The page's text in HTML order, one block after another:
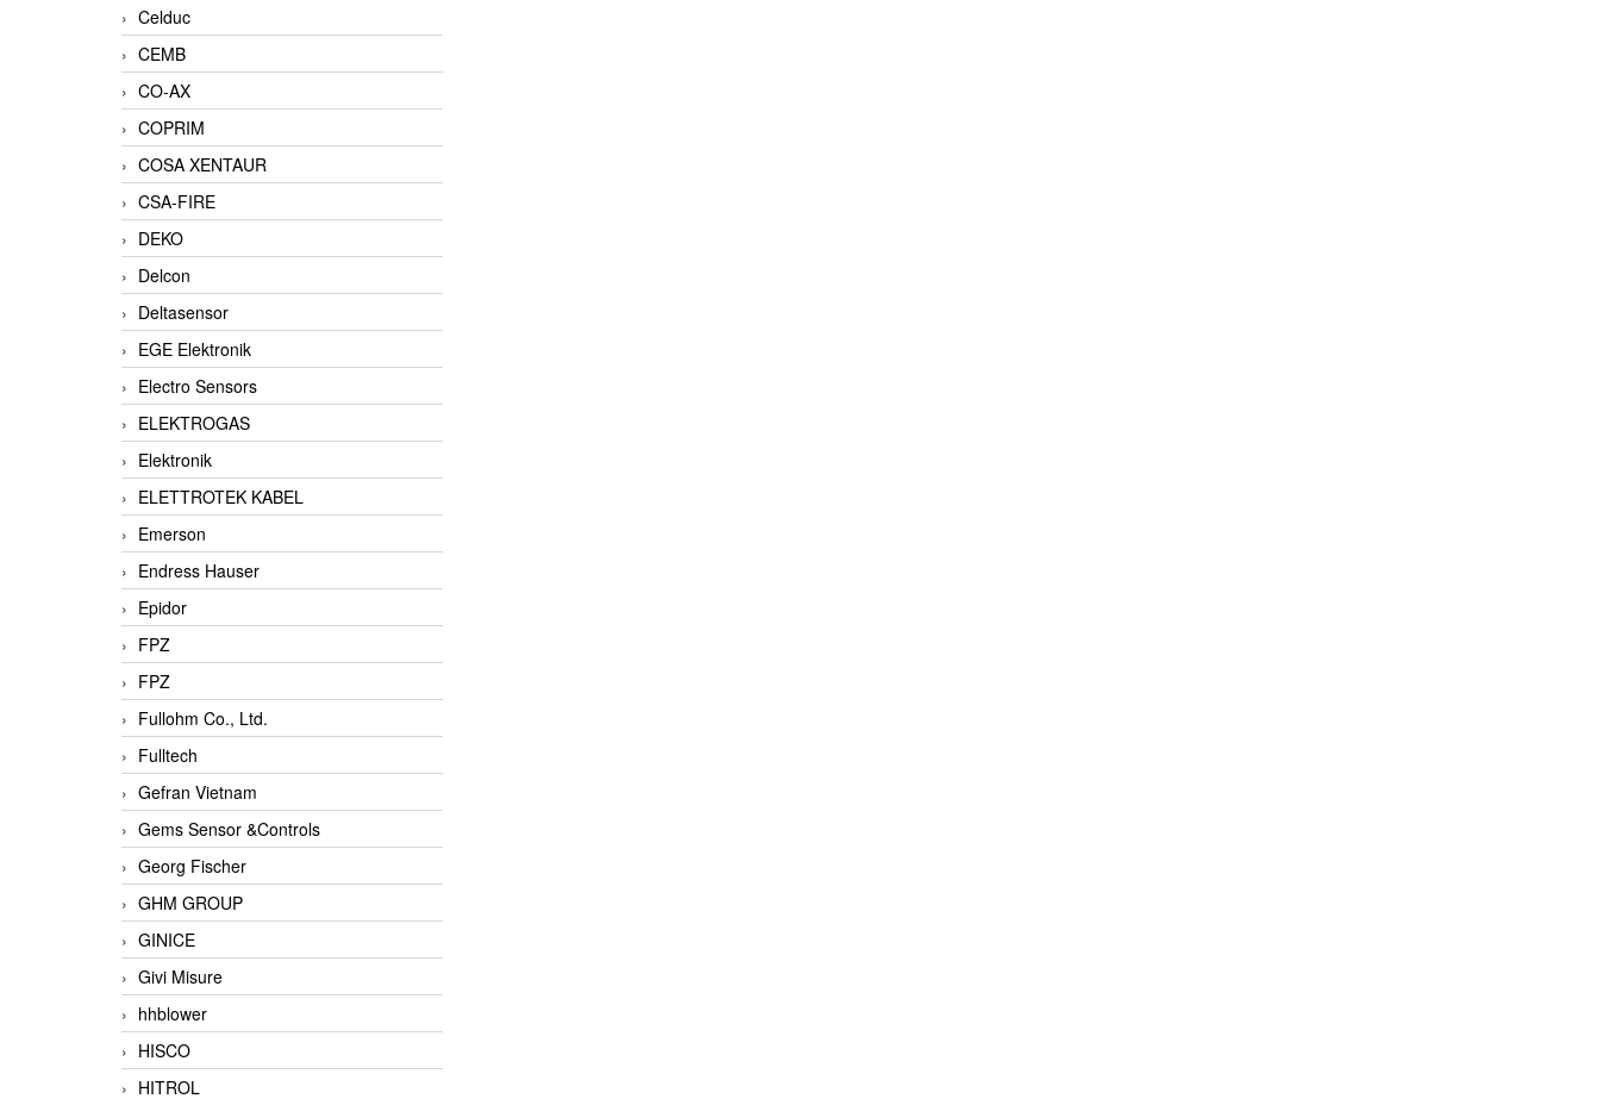
Celduc
CEMB
CO-AX
COPRIM
COSA XENTAUR
CSA-FIRE
DEKO
Delcon
Deltasensor
EGE Elektronik
Electro Sensors
ELEKTROGAS
Elektronik
ELETTROTEK KABEL
Emerson
Endress Hauser
Epidor
FPZ
FPZ
Fullohm Co., Ltd.
Fulltech
Gefran Vietnam
Gems Sensor &Controls
Georg Fischer
GHM GROUP
GINICE
Givi Misure
hhblower
HISCO
HITROL